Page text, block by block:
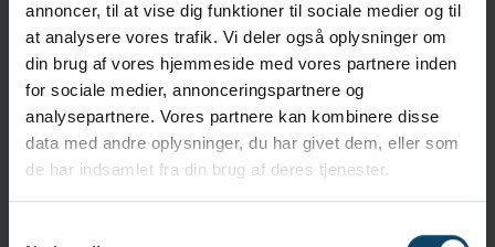
annoncer, til at vise dig funktioner til sociale medier og til
at analysere vores trafik. Vi deler også oplysninger om
din brug af vores hjemmeside med vores partnere inden
for sociale medier, annonceringspartnere og
analysepartnere. Vores partnere kan kombinere disse
data med andre oplysninger, du har givet dem, eller som
de har indsamlet fra din brug af deres tjenester.
Beskrivelse
Its unique semi-flexible internal paddle provides
substantial surface coverage. The groves on its
handle make for easy snapping.
Anvendelse
The cleanroom-laundered, knitted head provides
ultra-low NVR and ion levels.